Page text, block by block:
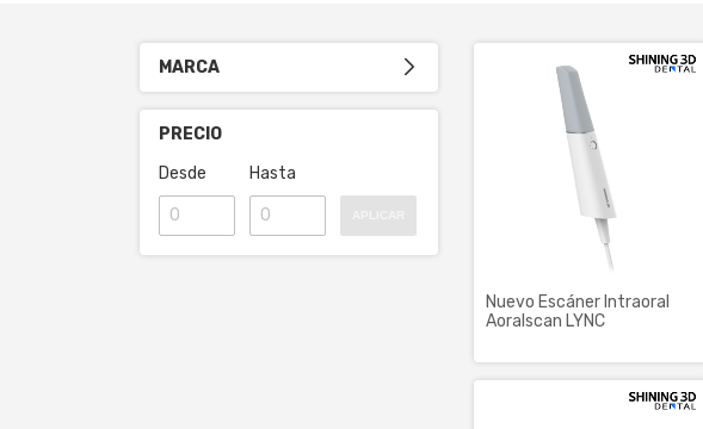
MARCA
PRECIO
Desde
Hasta
Nuevo Escáner Intraoral
Aoralscan LYNC